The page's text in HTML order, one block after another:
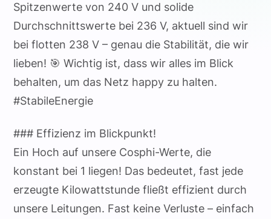
Spitzenwerte von 240 V und solide
Durchschnittswerte bei 236 V, aktuell sind wir
bei flotten 238 V – genau die Stabilität, die wir
lieben! 🎯 Wichtig ist, dass wir alles im Blick
behalten, um das Netz happy zu halten.
#StabileEnergie
### Effizienz im Blickpunkt!
Ein Hoch auf unsere Cosphi-Werte, die
konstant bei 1 liegen! Das bedeutet, fast jede
erzeugte Kilowattstunde fließt effizient durch
unsere Leitungen. Fast keine Verluste – einfach